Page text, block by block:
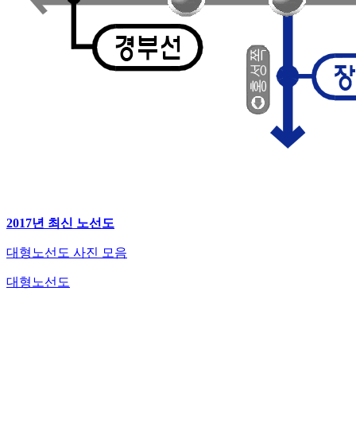
2017년 최신 노선도
대형노선도 사진 모음
대형노선도